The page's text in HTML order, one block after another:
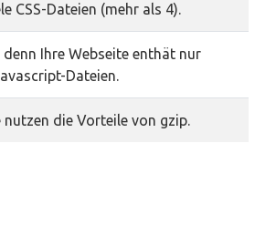
CSS-Dateien (mehr als 4).
denn Ihre Webseite enthät nur
Dateien.
nutzen die Vorteile von gzip.